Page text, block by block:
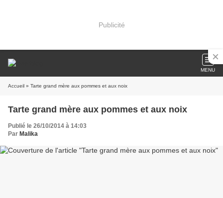
Publicité
MENU
Accueil » Tarte grand mère aux pommes et aux noix
Tarte grand mère aux pommes et aux noix
Publié le 26/10/2014 à 14:03
Par Malika